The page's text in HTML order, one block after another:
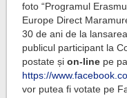
foto “Programul
Europe Direct
30 de ani de la
publicul participant la
postate șion-line pe
https://
vor putea fi votate pe